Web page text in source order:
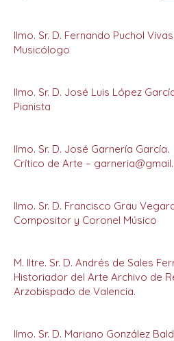
Ilmo. Sr. D. Fernando Puchol Vivas.
Musicólogo
Ilmo. Sr. D. José Luis López
Pianista
Ilmo. Sr. D. José Garnería García.
Crítico de Arte –
Ilmo. Sr. D. Francisco Grau
Compositor y Coronel Músico
M. Iltre. Sr. D. Andrés de Sales
Historiador del Arte Archivo de
Arzobispado de Valencia.
Ilmo. Sr. D. Mariano González